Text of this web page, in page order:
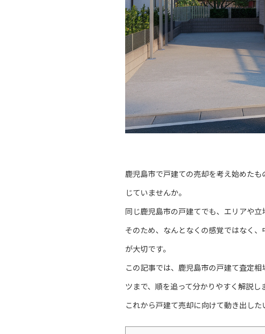
鹿児島市で戸建ての売却を考え始めた
じていませんか。
同じ鹿児島市の戸建てでも、エリアや
そのため、なんとなくの感覚ではなく
が大切です。
この記事では、鹿児島市の戸建て査定
ツまで、順を追って分かりやすく解説し
これから戸建て売却に向けて動き出し